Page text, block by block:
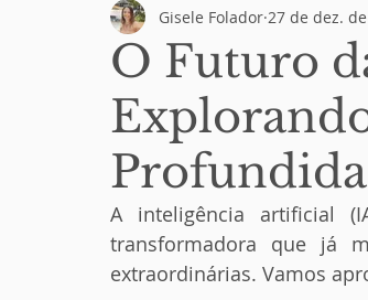
Placas Eletrônicas
O Futuro
Gisele Folador 27 de dez.
A inteligência artificial
transformadora que já
extraordinárias. Vamos